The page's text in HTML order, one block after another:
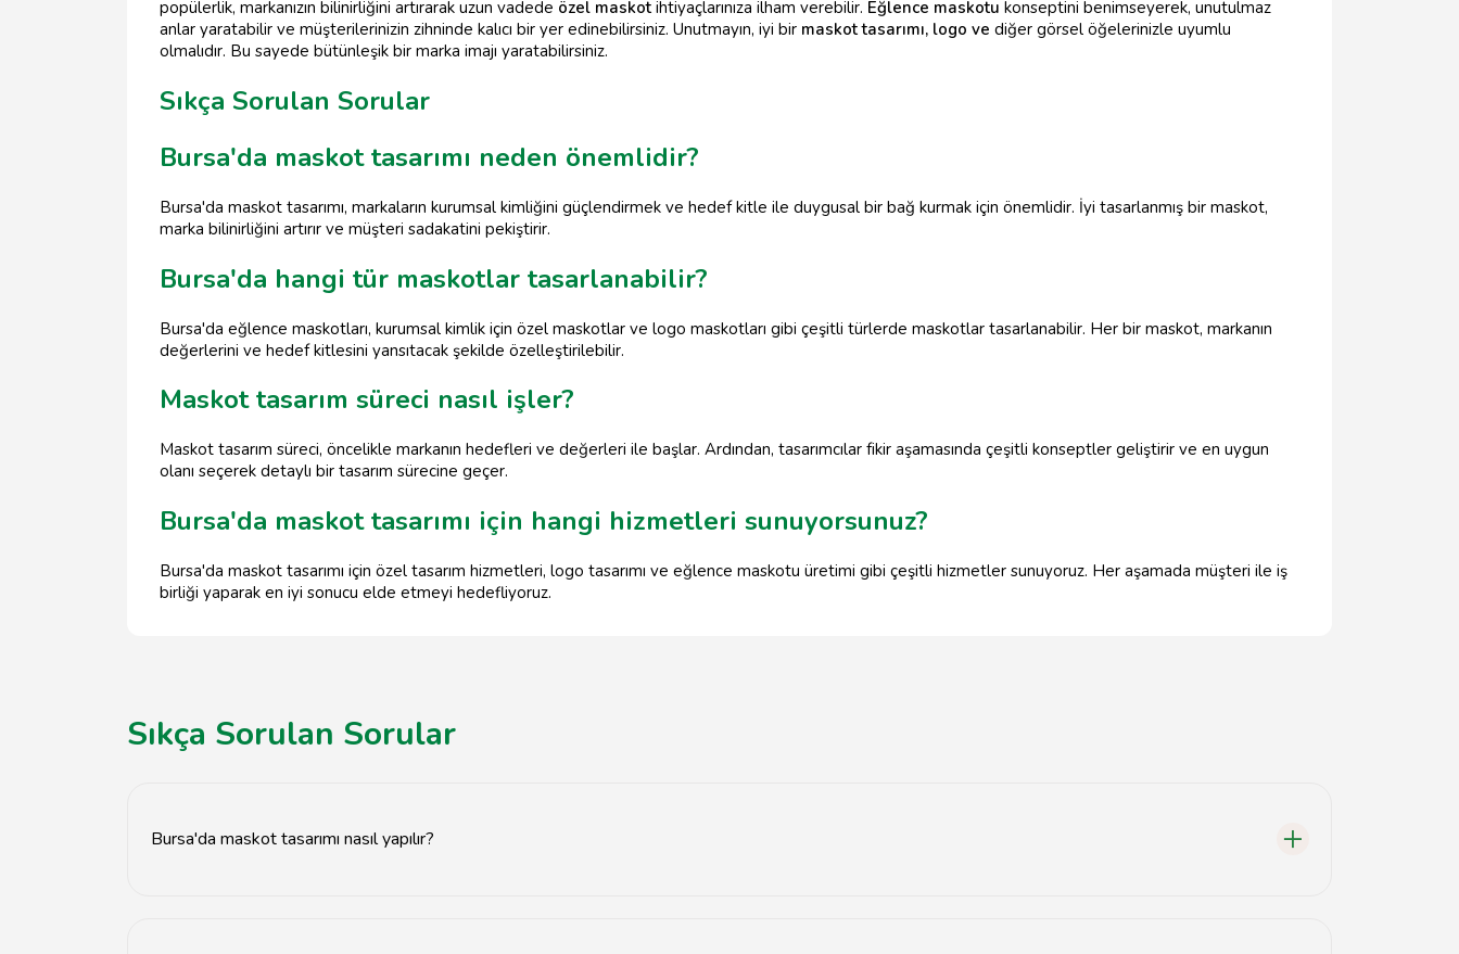
popülerlik, markanızın bilinirliğini artırarak uzun vadede özel maskot ihtiyaçlarınıza ilham verebilir. Eğlence maskotu konseptini benimseyerek, unutulmaz
anlar yaratabilir ve müşterilerinizin zihninde kalıcı bir yer edinebilirsiniz. Unutmayın, iyi bir maskot tasarımı, logo ve diğer görsel öğelerinizle uyumlu
olmalıdır. Bu sayede bütünleşik bir marka imajı yaratabilirsiniz.
Sıkça Sorulan Sorular
Bursa'da maskot tasarımı neden önemlidir?
Bursa'da maskot tasarımı, markaların kurumsal kimliğini güçlendirmek ve hedef kitle ile duygusal bir bağ kurmak için önemlidir. İyi tasarlanmış bir maskot,
marka bilinirliğini artırır ve müşteri sadakatini pekiştirir.
Bursa'da hangi tür maskotlar tasarlanabilir?
Bursa'da eğlence maskotları, kurumsal kimlik için özel maskotlar ve logo maskotları gibi çeşitli türlerde maskotlar tasarlanabilir. Her bir maskot, markanın
değerlerini ve hedef kitlesini yansıtacak şekilde özelleştirilebilir.
Maskot tasarım süreci nasıl işler?
Maskot tasarım süreci, öncelikle markanın hedefleri ve değerleri ile başlar. Ardından, tasarımcılar fikir aşamasında çeşitli konseptler geliştirir ve en uygun
olanı seçerek detaylı bir tasarım sürecine geçer.
Bursa'da maskot tasarımı için hangi hizmetleri sunuyorsunuz?
Bursa'da maskot tasarımı için özel tasarım hizmetleri, logo tasarımı ve eğlence maskotu üretimi gibi çeşitli hizmetler sunuyoruz. Her aşamada müşteri ile iş
birliği yaparak en iyi sonucu elde etmeyi hedefliyoruz.
Sıkça Sorulan Sorular
Bursa'da maskot tasarımı nasıl yapılır?